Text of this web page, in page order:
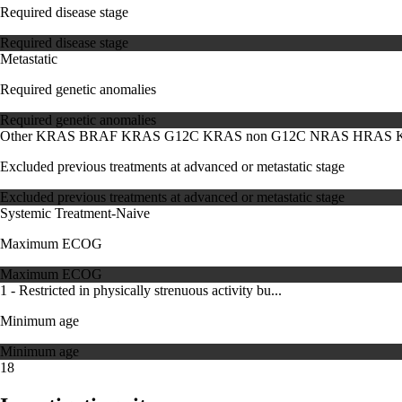
Required disease stage
Required disease stage
Metastatic
Required genetic anomalies
Required genetic anomalies
Other KRAS BRAF KRAS G12C KRAS non G12C NRAS HRAS
Excluded previous treatments at advanced or metastatic stage
Excluded previous treatments at advanced or metastatic stage
Systemic Treatment-Naive
Maximum ECOG
Maximum ECOG
1 - Restricted in physically strenuous activity bu...
Minimum age
Minimum age
18